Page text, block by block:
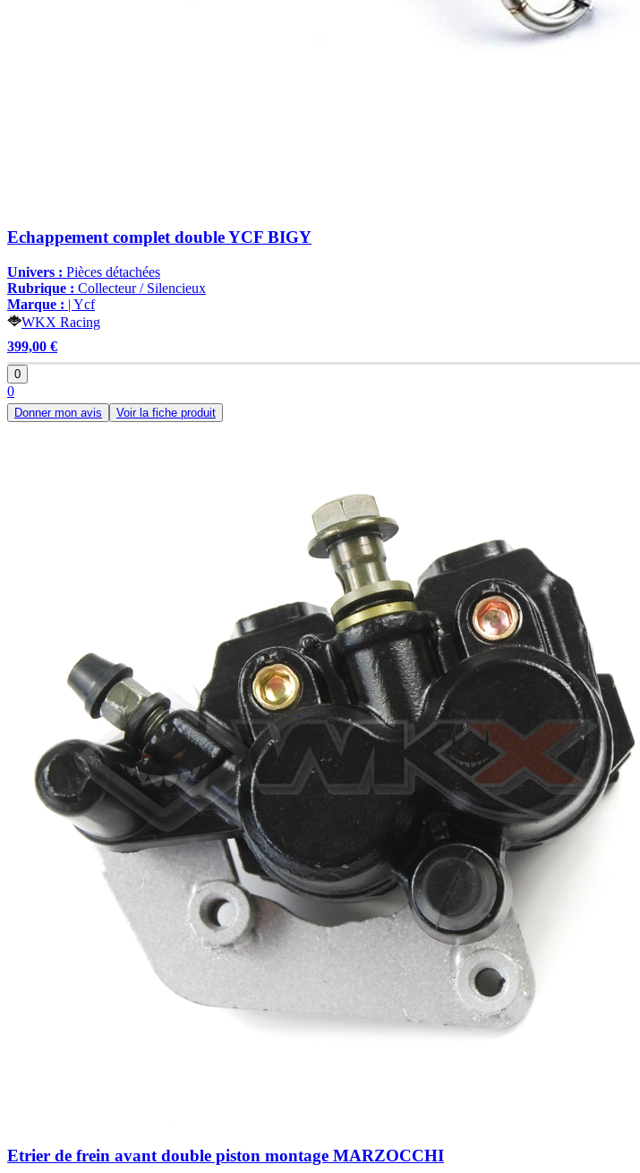
Echappement complet double YCF BIGY
Univers : Pièces détachées
Rubrique : Collecteur / Silencieux
Marque : | Ycf
WKX Racing
399,00 €
0
0
Donner mon avis Voir la fiche produit
Etrier de frein avant double piston montage MARZOCCHI